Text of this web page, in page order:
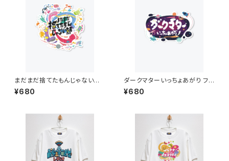
まだまだ捨てたもんじゃない節
フルカラーステッカー
¥680
ダークマターいっちょあがり フル
カラーステッカー
¥680